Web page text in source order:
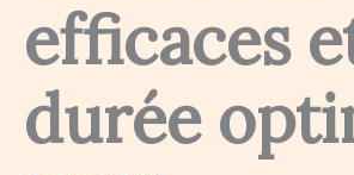
efficaces
durée